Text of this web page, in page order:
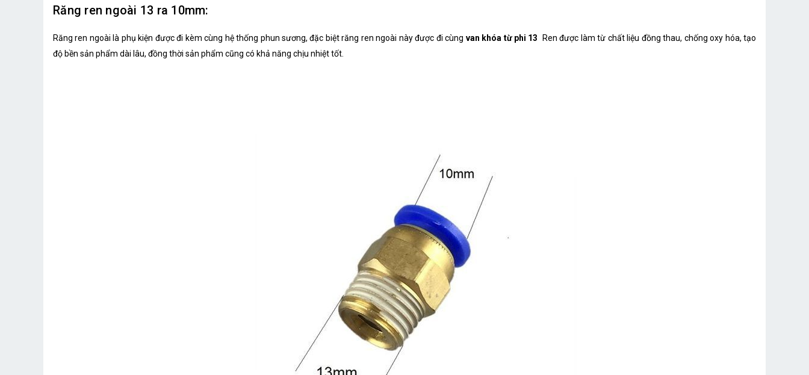
Răng ren ngoài 13 ra 10mm:
Răng ren ngoài là phụ kiện được đi kèm cùng hệ thống phun sương, đặc biệt răng ren ngoài này được đi cùng van khóa từ phi 13
Ren được làm từ chất liệu đồng thau, chống oxy hóa, tạo
độ bền sản phẩm dài lâu, đồng thời sản phẩm cũng có khả năng chịu nhiệt tốt.